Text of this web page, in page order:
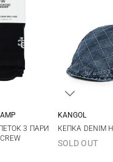
3 ПАРИ
KANGOL
КЕПКА DENIM
SOLD OUT